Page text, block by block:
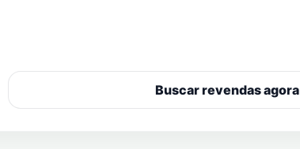
Buscar revendas agora